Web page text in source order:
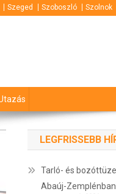
Szeged Szoboszló Szolnok
LEGFRISSEBB
Tarló- és
Abaúj-Zemplénban